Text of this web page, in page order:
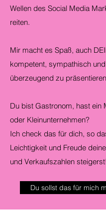
Wellen des Social Media
reiten.
Mir macht es Spaß, auch
kompetent, sympathisch und
überzeugend zu
Du bist Gastronom, hast ein
oder Kleinunternehmen?
Ich check das für dich, so
Leichtigkeit und Freude
und Verkaufszahlen steigerst!
Du sollst das für mich